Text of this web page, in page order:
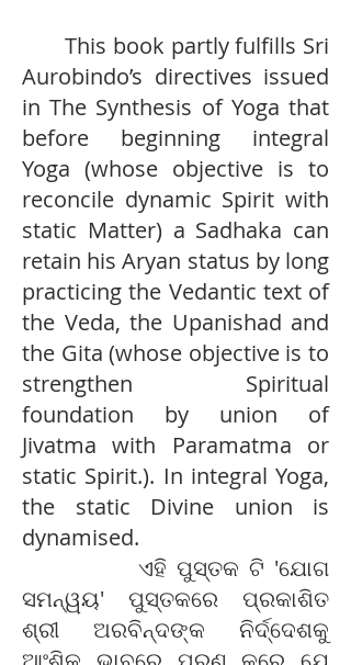
This book partly fulfills Sri
Aurobindo’s directives issued
in The Synthesis of Yoga that
before beginning integral
Yoga (whose objective is to
reconcile dynamic Spirit with
static Matter) a Sadhaka can
retain his Aryan status by long
practicing the Vedantic text of
the Veda, the Upanishad and
the Gita (whose objective is to
strengthen Spiritual
foundation by union of
Jivatma with Paramatma or
static Spirit.). In integral Yoga,
the static Divine union is
dynamised.
ଏହି ପୁସ୍ତକ ଟି 'ଯୋଗ
ସମନ୍ୱୟ' ପୁସ୍ତକରେ ପ୍ରକାଶିତ
ଶ୍ରୀ ଅରବିନ୍ଦଙ୍କ ନିର୍ଦ୍ଦେଶକୁ